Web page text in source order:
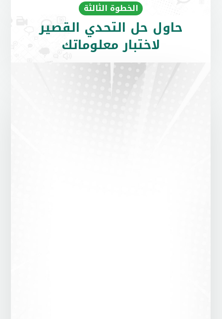
الخطوة الثالثة
حاول حل التحدي القصير
لاختبار معلوماتك